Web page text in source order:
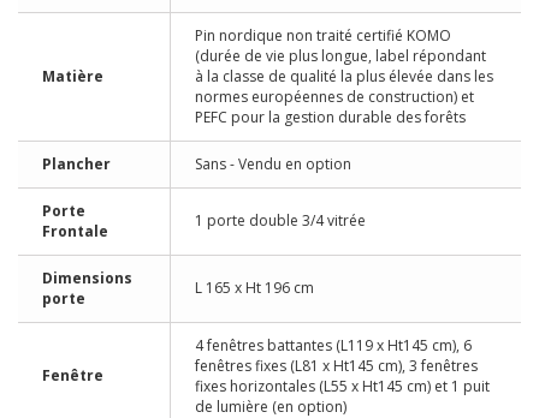
Matière
Pin nordique non traité certifié KOMO
(durée de vie plus longue, label répondant
à la classe de qualité la plus élevée dans les
normes européennes de construction) et
PEFC pour la gestion durable des forêts
Plancher Sans - Vendu en option
Porte
Frontale
1 porte double 3/4 vitrée
Dimensions
porte
L 165 x Ht 196 cm
Fenêtre
4 fenêtres battantes (L119 x Ht145 cm), 6
fenêtres fixes (L81 x Ht145 cm), 3 fenêtres
fixes horizontales (L55 x Ht145 cm) et 1 puit
de lumière (en option)